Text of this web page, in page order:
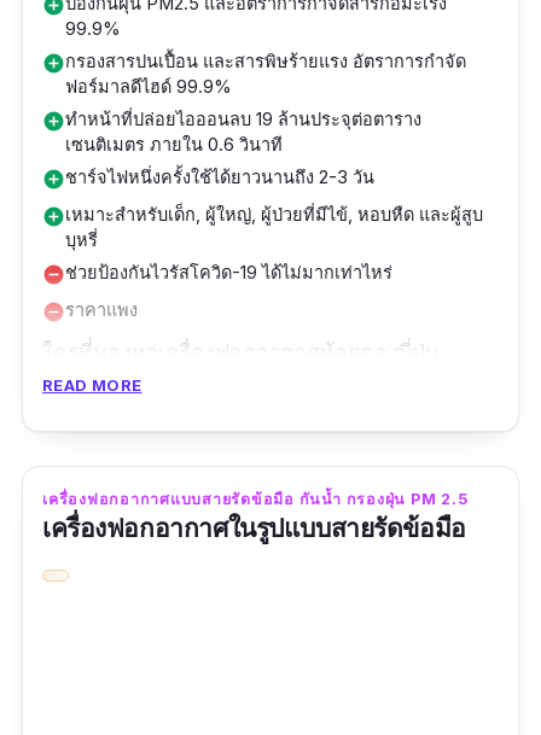
add_circle
99.9%
add_circleกรองสารปนเปื้อน และสารพิษร้ายแรง อัตราการกำจัด
ฟอร์มาลดีไฮด์ 99.9%
add_circleทำหน้าที่ปล่อยไอออนลบ 19 ล้านประจุต่อตาราง
เซนติเมตร ภายใน 0.6 วินาที
add_circleชาร์จไฟหนึ่งครั้งใช้ได้ยาวนานถึง 2-3 วัน
add_circleเหมาะสำหรับเด็ก, ผู้ใหญ่, ผู้ป่วยที่มีไข้, หอบหืด และผู้สูบ
บุหรี่
remove_circleช่วยป้องกันไวรัสโควิด-19 ได้ไม่มากเท่าไหร่
remove_circleราคาแพง
ใครที่มองหาเครื่องฟอกอากาศห้อยคอ ญี่ปุ่น
แนะนำ เครื่องฟอกแบบพกพา JEWELION สำหรับ
บริสุทธิ์ ปลอดภัยไร้กังวลยิ่งขึ้น โดดเด่นด้วย
เทคโนโลยีสุดล้ำที่ทำหน้าปล่อยไอออนลบ ช่วยดัก
READ MORE
เครื่องฟอกอากาศแบบสายรัดข้อมือ กันน้ำ กรองฝุ่น PM 2.5
เครื่องฟอกอากาศในรูปแบบสายรัดข้อมือ